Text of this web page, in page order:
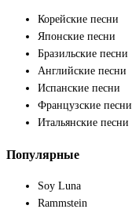
Корейские песни
Японские песни
Бразильские песни
Английские песни
Испанские песни
Французские песни
Итальянские песни
Популярные
Soy Luna
Rammstein